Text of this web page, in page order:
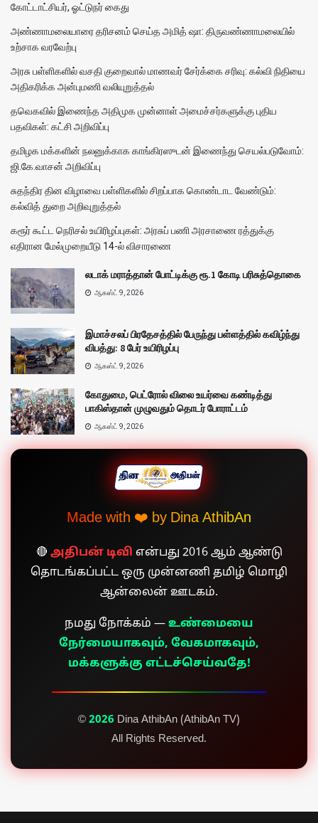
கோட்டாட்சியர், ஓட்டுநர் கைது
அண்ணாமலையாரை தரிசனம் செய்த அமித் ஷா: திருவண்ணாமலையில்
உற்சாக வரவேற்பு
அரசு பள்ளிகளில் வசதி குறைவால் மாணவர் சேர்க்கை சரிவு: கல்வி நிதியை
அதிகரிக்க அன்புமணி வலியுறுத்தல்
தவெகவில் இணைந்த அதிமுக முன்னாள் அமைச்சர்களுக்கு புதிய
பதவிகள்: கட்சி அறிவிப்பு
தமிழக மக்களின் நலனுக்காக காங்கிரஸுடன் இணைந்து செயல்படுவோம்:
ஜி.கே.வாசன் அறிவிப்பு
சுதந்திர தின விழாவை பள்ளிகளில் சிறப்பாக கொண்டாட வேண்டும்:
கல்வித் துறை அறிவுறுத்தல்
கரூர் கூட்ட நெரிசல் உயிரிழப்புகள்: அரசுப் பணி அரசாணை ரத்துக்கு
எதிரான மேல்முறையீடு 14-ல் விசாரணை
லடாக் மராத்தான் போட்டிக்கு ரூ.1 கோடி பரிசுத்தொகை
ஆகஸ்ட் 9, 2026
இமாச்சலப் பிரதேசத்தில் பேருந்து பள்ளத்தில் கவிழ்ந்து
விபத்து: 8 பேர் உயிரிழப்பு
ஆகஸ்ட் 9, 2026
கோதுமை, பெட்ரோல் விலை உயர்வை கண்டித்து
பாகிஸ்தான் முழுவதும் தொடர் போராட்டம்
ஆகஸ்ட் 9, 2026
Made with ❤️ by Dina AthibAn
🔴 அதிபன் டிவி என்பது 2016 ஆம் ஆண்டு
தொடங்கப்பட்ட ஒரு முன்னணி தமிழ் மொழி
ஆன்லைன் ஊடகம்.
நமது நோக்கம் — உண்மையை
நேர்மையாகவும், வேகமாகவும்,
மக்களுக்கு எட்டச்செய்வதே!
© 2026 Dina AthibAn (AthibAn TV)
All Rights Reserved.